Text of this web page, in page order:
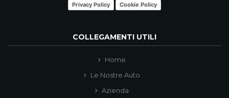
Privacy Policy Cookie Policy
COLLEGAMENTI UTILI
Home
Le Nostre Auto
Azienda